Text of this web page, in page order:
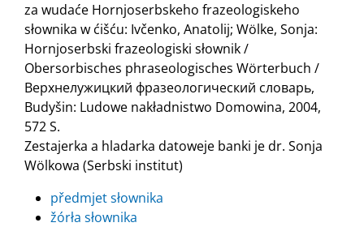
za wudaće Hornjoserbskeho frazeologiskeho
słownika w ćišću: Ivčenko, Anatolij; Wölke, Sonja:
Hornjoserbski frazeologiski słownik /
Obersorbisches phraseologisches Wörterbuch /
Верхнелужицкий фразеологический словарь,
Budyšin: Ludowe nakładnistwo Domowina, 2004,
572 S.
Zestajerka a hladarka datoweje banki je dr. Sonja
Wölkowa (Serbski institut)
předmjet słownika
žórła słownika